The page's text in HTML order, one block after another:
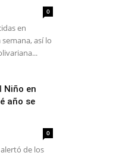
0
en
así lo
Niño en
año se
0
de los